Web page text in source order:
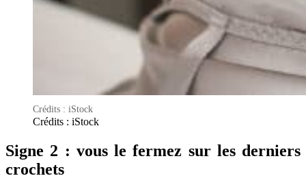
Crédits : iStock
Crédits : iStock
Signe 2 : vous le fermez sur les derniers
crochets